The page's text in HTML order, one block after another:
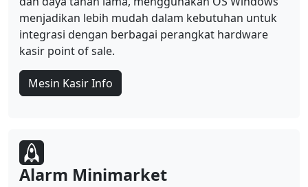
menjadikan lebih mudah dalam kebutuhan untuk
integrasi dengan berbagai perangkat hardware
kasir point of sale.
Mesin Kasir Info
Alarm Minimarket